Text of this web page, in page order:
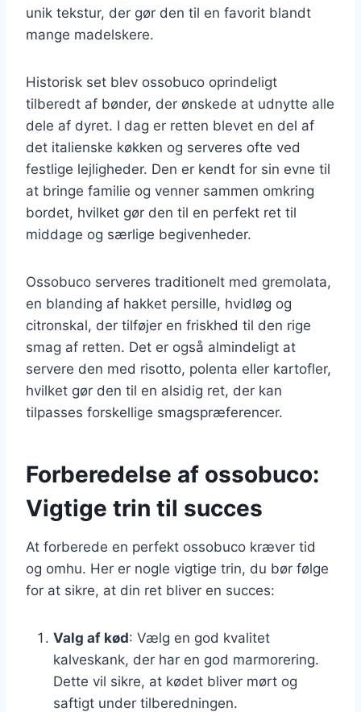
unik tekstur, der gør den til en favorit blandt
mange madelskere.
Historisk set blev ossobuco oprindeligt
tilberedt af bønder, der ønskede at udnytte alle
dele af dyret. I dag er retten blevet en del af
det italienske køkken og serveres ofte ved
festlige lejligheder. Den er kendt for sin evne til
at bringe familie og venner sammen omkring
bordet, hvilket gør den til en perfekt ret til
middage og særlige begivenheder.
Ossobuco serveres traditionelt med gremolata,
en blanding af hakket persille, hvidløg og
citronskal, der tilføjer en friskhed til den rige
smag af retten. Det er også almindeligt at
servere den med risotto, polenta eller kartofler,
hvilket gør den til en alsidig ret, der kan
tilpasses forskellige smagspræferencer.
Forberedelse af ossobuco:
Vigtige trin til succes
At forberede en perfekt ossobuco kræver tid
og omhu. Her er nogle vigtige trin, du bør følge
for at sikre, at din ret bliver en succes:
Valg af kød: Vælg en god kvalitet
kalveskank, der har en god marmorering.
Dette vil sikre, at kødet bliver mørt og
saftigt under tilberedningen.